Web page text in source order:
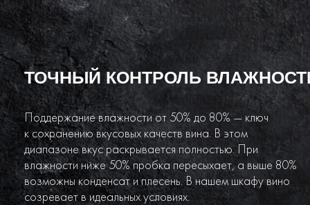
ТОЧНЫЙ КОНТРОЛЬ
Поддержание влажности от 50% до 80% — ключ
к сохранению вкусовых качеств вина. В этом
диапазоне вкус раскрывается полностью. При
влажности ниже 50% пробка пересыхает, а выше 80%
возможны конденсат и плесень. В нашем шкафу вино
созревает в идеальных условиях.